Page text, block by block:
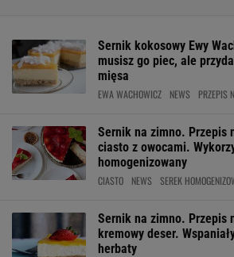
Sernik kokosowy Ewy
musisz go piec, ale
mięsa
EWA WACHOWICZ NEWS PRZEPIS
Sernik na zimno. Przepis
ciasto z owocami.
homogenizowany
CIASTO NEWS SEREK
Sernik na zimno. Przepis
kremowy deser.
herbaty